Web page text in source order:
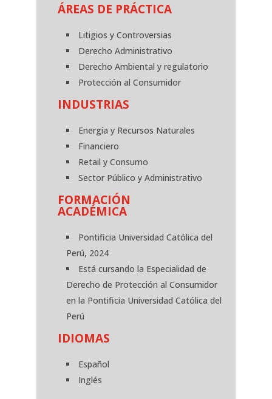
ÁREAS DE PRÁCTICA
Litigios y Controversias
Derecho Administrativo
Derecho Ambiental y regulatorio
Protección al Consumidor
INDUSTRIAS
Energía y Recursos Naturales
Financiero
Retail y Consumo
Sector Público y Administrativo
FORMACIÓN
ACADÉMICA
Pontificia Universidad Católica del
Perú, 2024
Está cursando la Especialidad de
Derecho de Protección al Consumidor
en la Pontificia Universidad Católica del
Perú
IDIOMAS
Español
Inglés